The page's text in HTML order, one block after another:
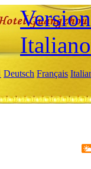
Italiano
Deutsch Français